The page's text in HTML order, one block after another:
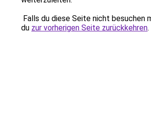
Falls du diese Seite nicht besuchen
du zur vorherigen Seite zurückkehren.